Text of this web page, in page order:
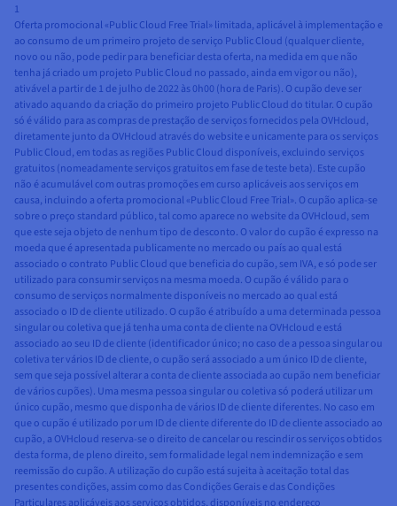
1
Oferta promocional «Public Cloud Free Trial» limitada, aplicável à implementação e
ao consumo de um primeiro projeto de serviço Public Cloud (qualquer cliente,
novo ou não, pode pedir para beneficiar desta oferta, na medida em que não
tenha já criado um projeto Public Cloud no passado, ainda em vigor ou não),
ativável a partir de 1 de julho de 2022 às 0h00 (hora de Paris). O cupão deve ser
ativado aquando da criação do primeiro projeto Public Cloud do titular. O cupão
só é válido para as compras de prestação de serviços fornecidos pela OVHcloud,
diretamente junto da OVHcloud através do website e unicamente para os serviços
Public Cloud, em todas as regiões Public Cloud disponíveis, excluindo serviços
gratuitos (nomeadamente serviços gratuitos em fase de teste beta). Este cupão
não é acumulável com outras promoções em curso aplicáveis aos serviços em
causa, incluindo a oferta promocional «Public Cloud Free Trial». O cupão aplica-se
sobre o preço standard público, tal como aparece no website da OVHcloud, sem
que este seja objeto de nenhum tipo de desconto. O valor do cupão é expresso na
moeda que é apresentada publicamente no mercado ou país ao qual está
associado o contrato Public Cloud que beneficia do cupão, sem IVA, e só pode ser
utilizado para consumir serviços na mesma moeda. O cupão é válido para o
consumo de serviços normalmente disponíveis no mercado ao qual está
associado o ID de cliente utilizado. O cupão é atribuído a uma determinada pessoa
singular ou coletiva que já tenha uma conta de cliente na OVHcloud e está
associado ao seu ID de cliente (identificador único; no caso de a pessoa singular ou
coletiva ter vários ID de cliente, o cupão será associado a um único ID de cliente,
sem que seja possível alterar a conta de cliente associada ao cupão nem beneficiar
de vários cupões). Uma mesma pessoa singular ou coletiva só poderá utilizar um
único cupão, mesmo que disponha de vários ID de cliente diferentes. No caso em
que o cupão é utilizado por um ID de cliente diferente do ID de cliente associado ao
cupão, a OVHcloud reserva-se o direito de cancelar ou rescindir os serviços obtidos
desta forma, de pleno direito, sem formalidade legal nem indemnização e sem
reemissão do cupão. A utilização do cupão está sujeita à aceitação total das
presentes condições, assim como das Condições Gerais e das Condições
Particulares aplicáveis aos serviços obtidos, disponíveis no endereço